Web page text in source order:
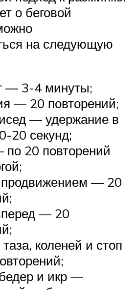
о беговой
на следующую
— 3-4 минуты;
— 20 повторений;
— удержание в
20 секунд;
20 повторений
— 20
— 20
коленей и стоп
и икр —